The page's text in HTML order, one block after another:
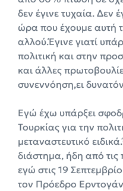
δεν έγινε τυχαία. Δεν
ώρα που έχουμε αυτή
αλλού.Έγινε γιατί
πολιτική και στην
και άλλες
συνεννόηση,ει
Εγώ έχω υπάρξει
Τουρκίας για την
μεταναστευτικό
διάστημα, ήδη από τις
εγώ στις 19
τον Πρόεδρο